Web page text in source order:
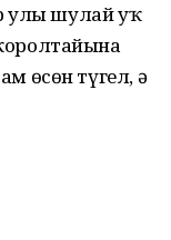
улы шулай уҡ
өсөн түгел, ә